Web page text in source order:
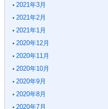
2021年3月
2021年2月
2021年1月
2020年12月
2020年11月
2020年10月
2020年9月
2020年8月
2020年7月